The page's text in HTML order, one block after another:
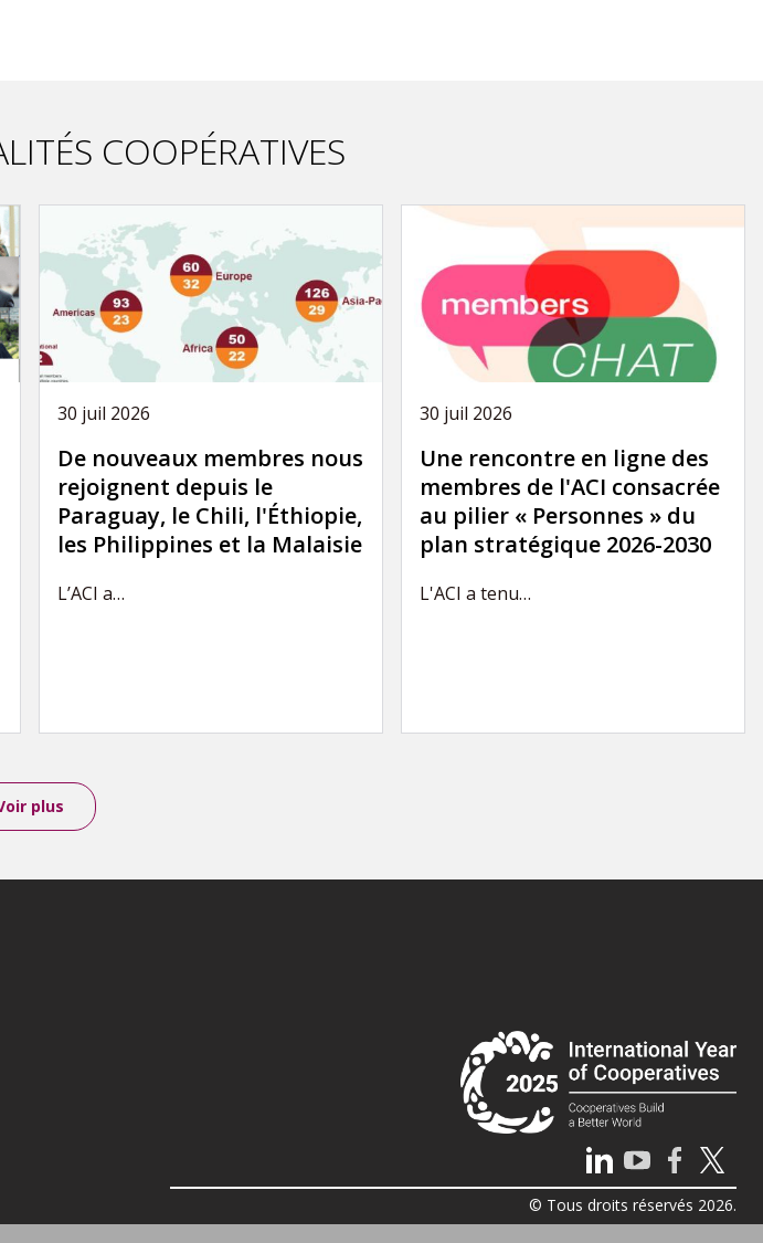
COOPÉRATIVES
30 juil 2026
De nouveaux membres nous
rejoignent depuis le
Paraguay, le Chili, l'Éthiopie,
les Philippines et la Malaisie
L’ACI a…
30 juil 2026
Une rencontre en ligne des
membres de l'ACI consacrée
au pilier « Personnes » du
plan stratégique 2026-2030
L'ACI a tenu…
plus
© Tous droits réservés 2026.